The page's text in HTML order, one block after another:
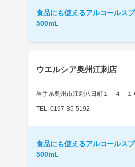
食品にも使えるアルコールス
500mL
ウエルシア奥州江刺店
岩手県奥州市江刺八日町１－４－１
TEL: 0197-35-5192
食品にも使えるアルコールス
500mL